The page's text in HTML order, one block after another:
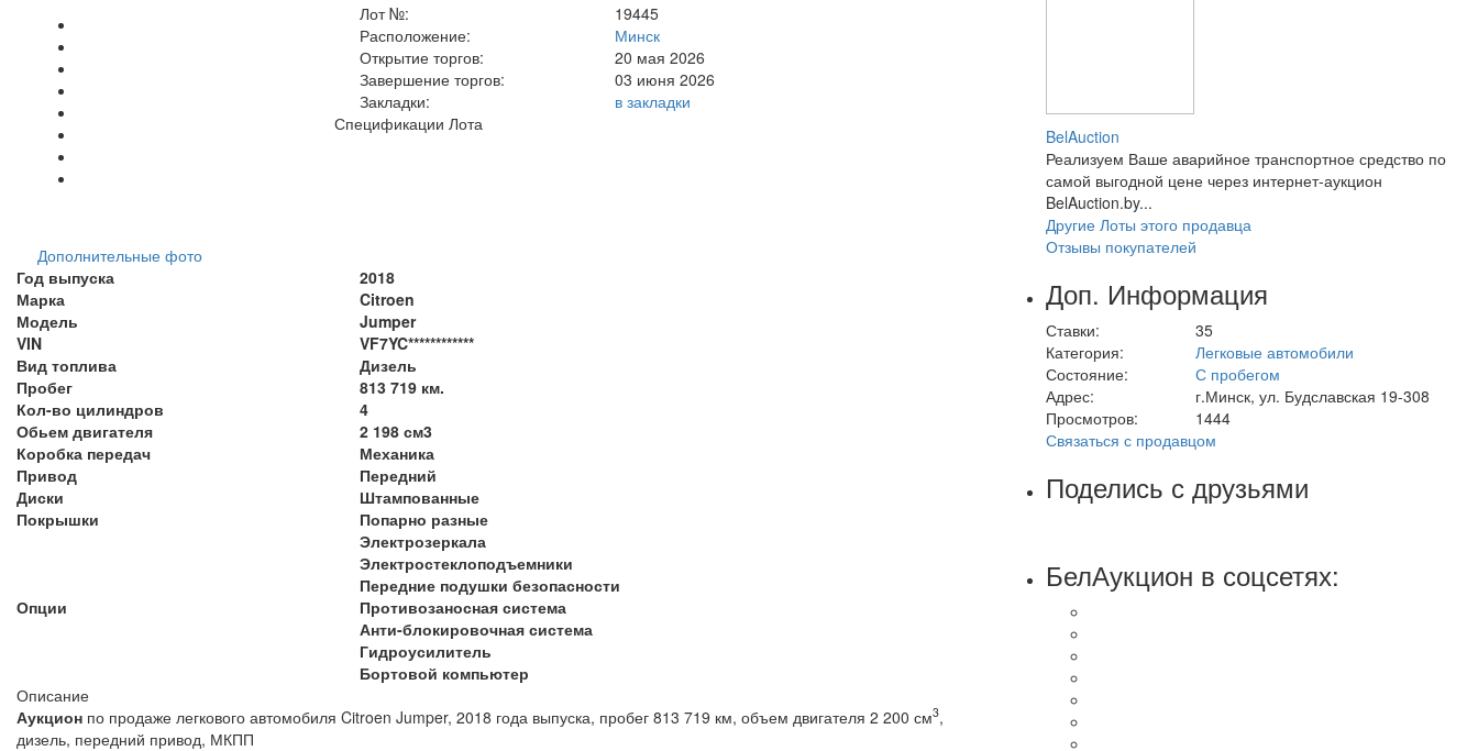
Дополнительные фото
Лот №:
19445
Расположение:
Минск
Открытие торгов:
20 мая 2026
Завершение торгов:
03 июня 2026
Закладки:
в закладки
Спецификации Лота
Год выпуска
2018
Марка
Citroen
Модель
Jumper
VIN
VF7YC************
Вид топлива
Дизель
Пробег
813 719 км.
Кол-во цилиндров
4
Обьем двигателя
2 198 см3
Коробка передач
Механика
Привод
Передний
Диски
Штампованные
Покрышки
Попарно разные
Опции
Электрозеркала
Электростеклоподъемники
Передние подушки безопасности
Противозаносная система
Анти-блокировочная система
Гидроусилитель
Бортовой компьютер
Описание
Аукцион по продаже легкового автомобиля Citroen Jumper, 2018 года выпуска, пробег 813 719 км, объем двигателя 2 200 см3,
дизель, передний привод, МКПП
BelAuction
Реализуем Ваше аварийное транспортное средство по
самой выгодной цене через интернет-аукцион
BelAuction.by...
Другие Лоты этого продавца
Отзывы покупателей
Доп. Информация
Ставки:
35
Категория:
Легковые автомобили
Состояние:
С пробегом
Адрес:
г.Минск, ул. Будславская 19-308
Просмотров:
1444
Связаться с продавцом
Поделись с друзьями
БелАукцион в соцсетях: